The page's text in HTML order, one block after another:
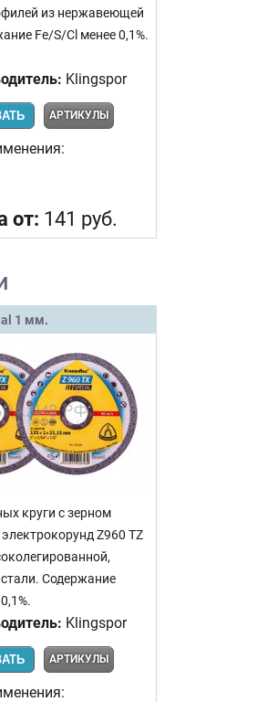
из нержавеющей
Fe/S/Сl менее 0,1%.
Klingspor
АРТИКУЛЫ
от: 141 руб.
1 мм.
круги с зерном
Z960 TZ
Содержание
Klingspor
АРТИКУЛЫ